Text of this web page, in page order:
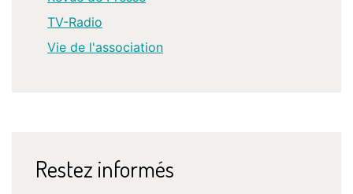
TV-Radio
Vie de l'association
Restez informés